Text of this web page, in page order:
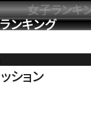
女子ランキ
キング
ション